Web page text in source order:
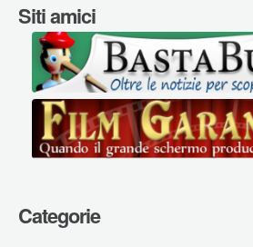
Siti amici
Categorie